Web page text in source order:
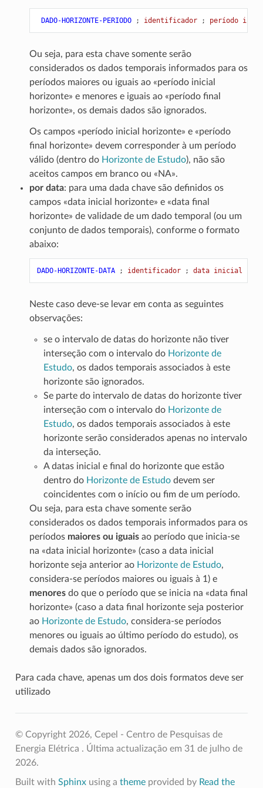
DADO-HORIZONTE-PERIODO ; identificador ; período
Ou seja, para esta chave somente serão
considerados os dados temporais informados para os
períodos maiores ou iguais ao «período inicial
horizonte» e menores e iguais ao «período final
horizonte», os demais dados são ignorados.
Os campos «período inicial horizonte» e «período
final horizonte» devem corresponder à um período
válido (dentro do Horizonte de Estudo), não são
aceitos campos em branco ou «NA».
por data: para uma dada chave são definidos os
campos «data inicial horizonte» e «data final
horizonte» de validade de um dado temporal (ou um
conjunto de dados temporais), conforme o formato
abaixo:
DADO-HORIZONTE-DATA ; identificador ; data inicial
Neste caso deve-se levar em conta as seguintes
observações:
se o intervalo de datas do horizonte não tiver
interseção com o intervalo do Horizonte de
Estudo, os dados temporais associados à este
horizonte são ignorados.
Se parte do intervalo de datas do horizonte tiver
interseção com o intervalo do Horizonte de
Estudo, os dados temporais associados à este
horizonte serão considerados apenas no intervalo
da interseção.
A datas inicial e final do horizonte que estão
dentro do Horizonte de Estudodevem ser
coincidentes com o início ou fim de um período.
Ou seja, para esta chave somente serão
considerados os dados temporais informados para os
períodos maiores ou iguaisao período que inicia-se
na «data inicial horizonte» (caso a data inicial
horizonte seja anterior ao Horizonte de Estudo,
considera-se períodos maiores ou iguais à 1) e
menoresdo que o período que se inicia na «data final
horizonte» (caso a data final horizonte seja posterior
ao Horizonte de Estudo, considera-se períodos
menores ou iguais ao último período do estudo), os
demais dados são ignorados.
Para cada chave, apenas um dos dois formatos deve ser
utilizado
© Copyright 2026, Cepel - Centro de Pesquisas de
Energia Elétrica . Última actualização em 31 de julho de
2026.
Built with Sphinxusing a themeprovided by Read the